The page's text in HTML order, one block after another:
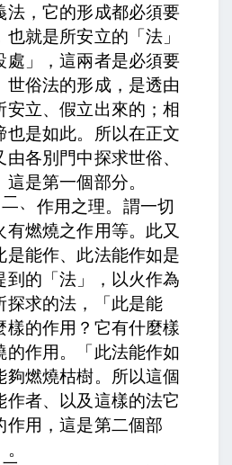
法，它的形成都必須要
就是所安立的「法」
處」，這兩者是必須要
世俗法的形成，是透由
安立、假立出來的；相
也是如此。所以在正文
各別門中探求世俗、
是第一個部分。
二、 作用之理。謂一切
燃燒之作用等。此又
是能作、此法能作如是
到的「法」，以火作為
探求的法，「此是能
樣的作用？它有什麼樣
的作用。「此法能作如
夠燃燒枯樹。所以這個
作者、以及這樣的法它
作用，這是第二個部